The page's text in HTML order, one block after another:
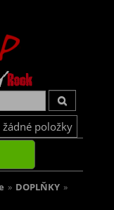
položky
» DOPLŇKY »